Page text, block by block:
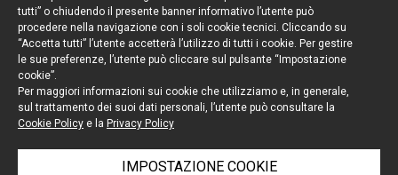
Cookie policy
Informativa privacy
Note legali
Credits
tutti” o chiudendo il presente banner informativo l’utente può
procedere nella navigazione con i soli cookie tecnici. Cliccando su
“Accetta tutti” l’utente accetterà l’utilizzo di tutti i cookie. Per gestire
le sue preferenze, l’utente può cliccare sul pulsante “Impostazione
cookie”.
Per maggiori informazioni sui cookie che utilizziamo e, in generale,
sul trattamento dei suoi dati personali, l’utente può consultare la
Cookie Policy e la Privacy Policy
IMPOSTAZIONE COOKIE